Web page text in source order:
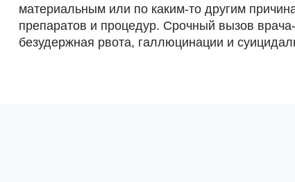
материальным или по каким-то другим
препаратов и процедур. Срочный вызов
безудержная рвота, галлюцинации и